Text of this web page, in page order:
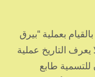
بعملية “بيرق
يعرف التاريخ عملية
للتسمية طابع